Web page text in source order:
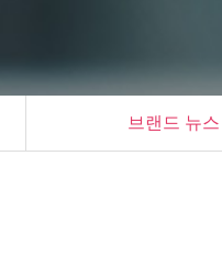
브랜드 뉴스